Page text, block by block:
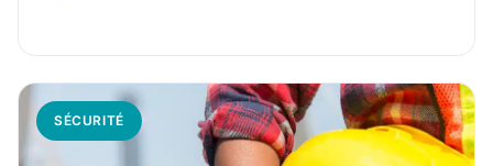
SÉCURITÉ